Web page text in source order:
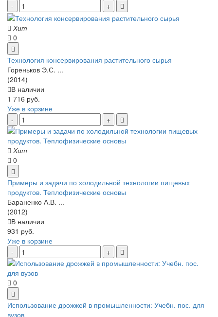
Хит
0
Технология консервирования растительного сырья
Гореньков Э.С. ...
(2014)
В наличии
1 716 руб.
Уже в корзине
Хит
0
Примеры и задачи по холодильной технологии пищевых
продуктов. Теплофизические основы
Бараненко А.В. ...
(2012)
В наличии
931 руб.
Уже в корзине
0
Использование дрожжей в промышленности: Учебн. пос. для
вузов